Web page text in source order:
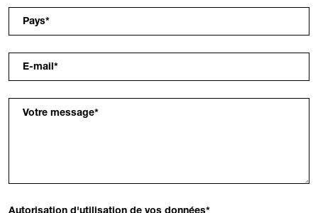
Pays*
E-mail *
Votre message*